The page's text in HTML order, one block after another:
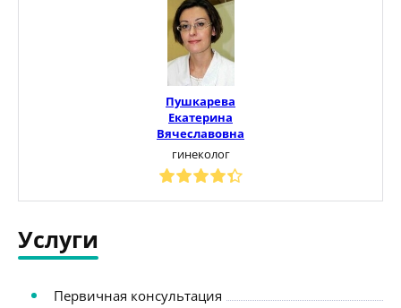
Пушкарева
Екатерина
Вячеславовна
гинеколог
Услуги
Первичная консультация